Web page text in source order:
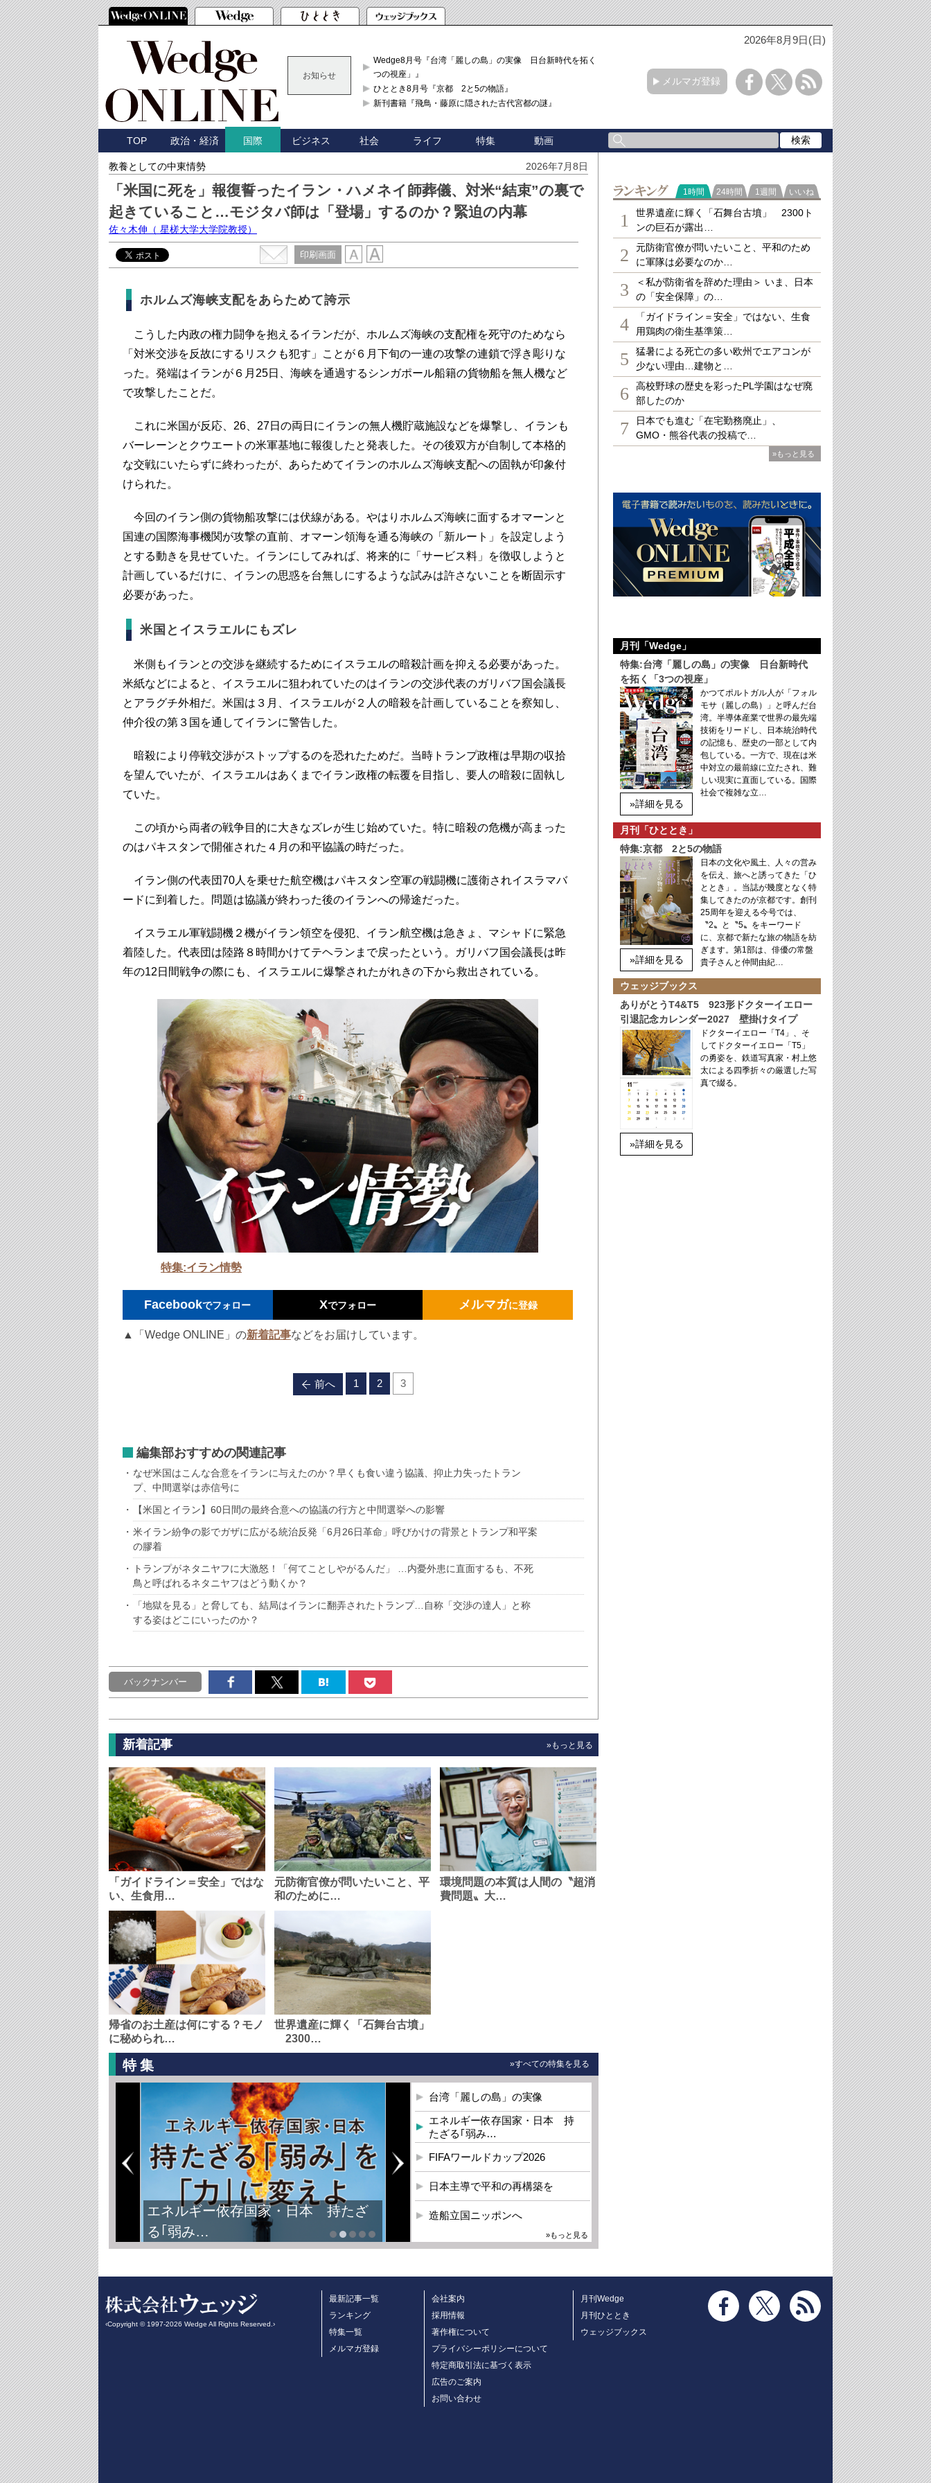
2026年8月9日(日)
お知らせ
Wedge8月号『台湾「麗しの島」の実像 日台新時代を拓く「3
つの視座」』
ひととき8月号『京都 2と5の物語』
新刊書籍『飛鳥・藤原に隠された古代宮都の謎』
メルマガ登録
TOP 政治・経済 国際 ビジネス 社会 ライフ 特集 動画
教養としての中東情勢 2026年7月8日
「米国に死を」報復誓ったイラン・ハメネイ師葬儀、対米“結束”の裏で
起きていること…モジタバ師は「登場」するのか？緊迫の内幕
佐々木伸 （ 星槎大学大学院教授）
印刷画面
ホルムズ海峡支配をあらためて誇示
こうした内政の権力闘争を抱えるイランだが、ホルムズ海峡の支配権を死守のためなら
「対米交渉を反故にするリスクも犯す」ことが６月下旬の一連の攻撃の連鎖で浮き彫りな
った。発端はイランが６月25日、海峡を通過するシンガポール船籍の貨物船を無人機など
で攻撃したことだ。
これに米国が反応、26、27日の両日にイランの無人機貯蔵施設などを爆撃し、イランも
バーレーンとクウエートの米軍基地に報復したと発表した。その後双方が自制して本格的
な交戦にいたらずに終わったが、あらためてイランのホルムズ海峡支配への固執が印象付
けられた。
今回のイラン側の貨物船攻撃には伏線がある。やはりホルムズ海峡に面するオマーンと
国連の国際海事機関が攻撃の直前、オマーン領海を通る海峡の「新ルート」を設定しよう
とする動きを見せていた。イランにしてみれば、将来的に「サービス料」を徴収しようと
計画しているだけに、イランの思惑を台無しにするような試みは許さないことを断固示す
必要があった。
米国とイスラエルにもズレ
米側もイランとの交渉を継続するためにイスラエルの暗殺計画を抑える必要があった。
米紙などによると、イスラエルに狙われていたのはイランの交渉代表のガリバフ国会議長
とアラグチ外相だ。米国は３月、イスラエルが２人の暗殺を計画していることを察知し、
仲介役の第３国を通してイランに警告した。
暗殺により停戦交渉がストップするのを恐れたためだ。当時トランプ政権は早期の収拾
を望んでいたが、イスラエルはあくまでイラン政権の転覆を目指し、要人の暗殺に固執し
ていた。
この頃から両者の戦争目的に大きなズレが生じ始めていた。特に暗殺の危機が高まった
のはパキスタンで開催された４月の和平協議の時だった。
イラン側の代表団70人を乗せた航空機はパキスタン空軍の戦闘機に護衛されイスラマバ
ードに到着した。問題は協議が終わった後のイランへの帰途だった。
イスラエル軍戦闘機２機がイラン領空を侵犯、イラン航空機は急きょ、マシャドに緊急
着陸した。代表団は陸路８時間かけてテヘランまで戻ったという。ガリバフ国会議長は昨
年の12日間戦争の際にも、イスラエルに爆撃されたがれきの下から救出されている。
特集:イラン情勢
Facebookでフォロー Xでフォロー メルマガに登録
▲「Wedge ONLINE」の新着記事などをお届けしています。
前へ 1 2 3
編集部おすすめの関連記事
なぜ米国はこんな合意をイランに与えたのか？早くも食い違う協議、抑止力失ったトラン
プ、中間選挙は赤信号に
【米国とイラン】60日間の最終合意への協議の行方と中間選挙への影響
米イラン紛争の影でガザに広がる統治反発「6月26日革命」呼びかけの背景とトランプ和平案
の膠着
トランプがネタニヤフに大激怒！「何てことしやがるんだ」 …内憂外患に直面するも、不死
鳥と呼ばれるネタニヤフはどう動くか？
「地獄を見る」と脅しても、結局はイランに翻弄されたトランプ…自称「交渉の達人」と称
する姿はどこにいったのか？
バックナンバー
新着記事 »もっと見る
「ガイドライン＝安全」ではな
い、生食用…
元防衛官僚が問いたいこと、平
和のために…
環境問題の本質は人間の〝超消
費問題〟大…
帰省のお土産は何にする？モノ
に秘められ…
世界遺産に輝く「石舞台古墳」
2300…
特集 »すべての特集を見る
エネルギー依存国家・日本 持たざ
る｢弱み…
台湾「麗しの島」の実像
エネルギー依存国家・日本 持
たざる｢弱み…
FIFAワールドカップ2026
日本主導で平和の再構築を
造船立国ニッポンへ
»もっと見る
ランキング
1時間 24時間 1週間 いいね
1
世界遺産に輝く「石舞台古墳」 2300ト
ンの巨石が露出…
2
元防衛官僚が問いたいこと、平和のため
に軍隊は必要なのか…
3
＜私が防衛省を辞めた理由＞ いま、日本
の「安全保障」の…
4
「ガイドライン＝安全」ではない、生食
用鶏肉の衛生基準策…
5
猛暑による死亡の多い欧州でエアコンが
少ない理由…建物と…
6
高校野球の歴史を彩ったPL学園はなぜ廃
部したのか
7
日本でも進む「在宅勤務廃止」、
GMO・熊谷代表の投稿で…
»もっと見る
月刊「Wedge」
特集:台湾「麗しの島」の実像 日台新時代
を拓く「3つの視座」
»詳細を見る
かつてポルトガル人が「フォル
モサ（麗しの島）」と呼んだ台
湾。半導体産業で世界の最先端
技術をリードし、日本統治時代
の記憶も、歴史の一部として内
包している。一方で、現在は米
中対立の最前線に立たされ、難
しい現実に直面している。国際
社会で複雑な立…
月刊「ひととき」
特集:京都 2と5の物語
»詳細を見る
日本の文化や風土、人々の営み
を伝え、旅へと誘ってきた「ひ
ととき」。当誌が幾度となく特
集してきたのが京都です。創刊
25周年を迎える今号では、
〝2〟と〝5〟をキーワード
に、京都で新たな旅の物語を紡
ぎます。第1部は、俳優の常盤
貴子さんと仲間由紀…
ウェッジブックス
ありがとうT4&T5 923形ドクターイエロー
引退記念カレンダー2027 壁掛けタイプ
»詳細を見る
ドクターイエロー「T4」、そ
してドクターイエロー「T5」
の勇姿を、鉄道写真家・村上悠
太による四季折々の厳選した写
真で綴る。
‹Copyright © 1997-2026 Wedge All Rights Reserved.›
最新記事一覧
ランキング
特集一覧
メルマガ登録
会社案内
採用情報
著作権について
プライバシーポリシーについて
特定商取引法に基づく表示
広告のご案内
お問い合わせ
月刊Wedge
月刊ひととき
ウェッジブックス